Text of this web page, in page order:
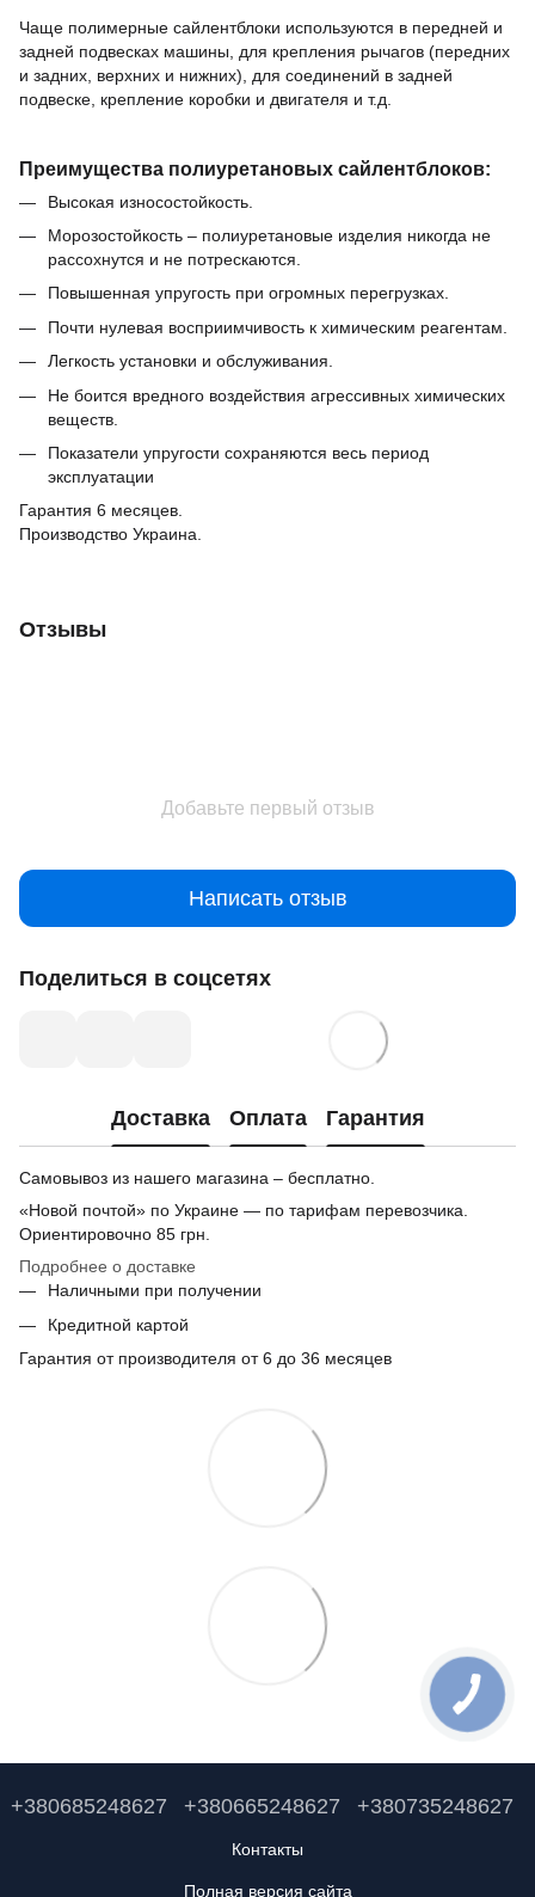
Чаще полимерные сайлентблоки используются в передней и
задней подвесках машины,
для крепления рычагов (передних
и задних, верхних и нижних),
для соединений в задней
подвеске, крепление коробки и двигателя и т.д.
Преимущества полиуретановых сайлентблоков:
Высокая износостойкость.
Морозостойкость – полиуретановые изделия никогда не
рассохнутся и не потрескаются.
Повышенная упругость при огромных перегрузках.
Почти нулевая восприимчивость к химическим реагентам.
Легкость установки и обслуживания.
Не боится вредного воздействия агрессивных химических
веществ.
Показатели упругости сохраняются весь период
эксплуатации
Гарантия 6 месяцев.
Производство Украина.
Отзывы
Добавьте первый отзыв
Написать отзыв
Поделиться в соцсетях
Доставка Оплата Гарантия
Самовывоз из нашего магазина – бесплатно.
«Новой почтой» по Украине — по тарифам перевозчика.
Ориентировочно 85 грн.
Подробнее о доставке
Наличными при получении
Кредитной картой
Гарантия от производителя от 6 до 36 месяцев
+380685248627 +380665248627 +380735248627
Контакты
Полная версия сайта